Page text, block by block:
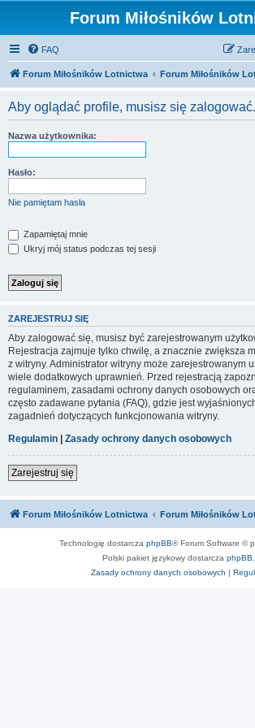
Forum Miłośników
FAQ
Forum Miłośników Lotnictwa Forum Miłośników
Aby oglądać profile, musisz się zalogować.
Nazwa użytkownika:
Hasło:
Nie pamiętam hasła
Zapamiętaj mnie
Ukryj mój status podczas tej sesji
ZAREJESTRUJ SIĘ
Aby zalogować się, musisz być zarejestrowanym
Rejestracja zajmuje tylko chwilę, a znacznie zwiększa
z witryny. Administrator witryny może zarejestrowanym
wiele dodatkowych uprawnień. Przed rejestracją
regulaminem, zasadami ochrony danych osobowych
często zadawane pytania (FAQ), gdzie jest
zagadnień dotyczących funkcjonowania witryny.
Regulamin | Zasady ochrony danych osobowych
Zarejestruj się
Forum Miłośników Lotnictwa Forum Miłośników
Technologię dostarcza phpBB® Forum Software ©
Polski pakiet językowy dostarcza
Zasady ochrony danych osobowych |